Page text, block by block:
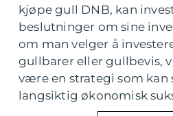
kjøpe gull DNB, kan
beslutninger om sine
om man velger å
gullbarer eller gullbevis,
være en strategi som kan
langsiktig økonomisk